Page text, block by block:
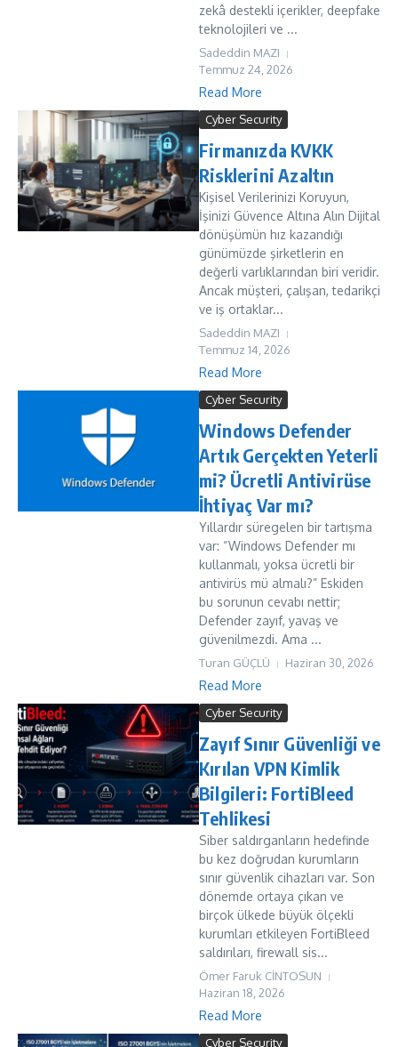
zekâ destekli içerikler, deepfake
teknolojileri ve ...
Sadeddin MAZI
Temmuz 24, 2026
Read More
Cyber Security
Firmanızda KVKK
Risklerini Azaltın
Kişisel Verilerinizi Koruyun,
İşinizi Güvence Altına Alın Dijital
dönüşümün hız kazandığı
günümüzde şirketlerin en
değerli varlıklarından biri veridir.
Ancak müşteri, çalışan, tedarikçi
ve iş ortaklar...
Sadeddin MAZI
Temmuz 14, 2026
Read More
Cyber Security
Windows Defender
Artık Gerçekten Yeterli
mi? Ücretli Antivirüse
İhtiyaç Var mı?
Yıllardır süregelen bir tartışma
var: “Windows Defender mı
kullanmalı, yoksa ücretli bir
antivirüs mü almalı?” Eskiden
bu sorunun cevabı nettir;
Defender zayıf, yavaş ve
güvenilmezdi. Ama ...
Turan GÜÇLÜ Haziran 30, 2026
Read More
Cyber Security
Zayıf Sınır Güvenliği ve
Kırılan VPN Kimlik
Bilgileri: FortiBleed
Tehlikesi
Siber saldırganların hedefinde
bu kez doğrudan kurumların
sınır güvenlik cihazları var. Son
dönemde ortaya çıkan ve
birçok ülkede büyük ölçekli
kurumları etkileyen FortiBleed
saldırıları, firewall sis...
Ömer Faruk CİNTOSUN
Haziran 18, 2026
Read More
Cyber Security